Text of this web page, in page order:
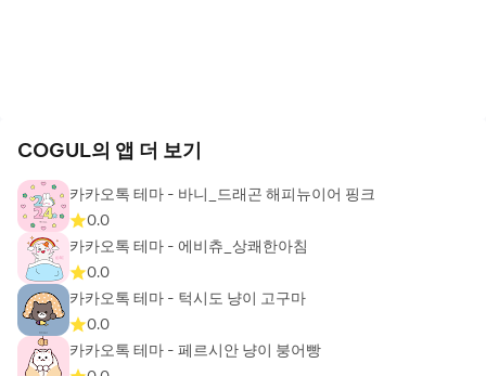
COGUL의 앱 더 보기
카카오톡 테마 - 바니_드래곤 해피뉴이어 핑크
0.0
카카오톡 테마 - 에비츄_상쾌한아침
0.0
카카오톡 테마 - 턱시도 냥이 고구마
0.0
카카오톡 테마 - 페르시안 냥이 붕어빵